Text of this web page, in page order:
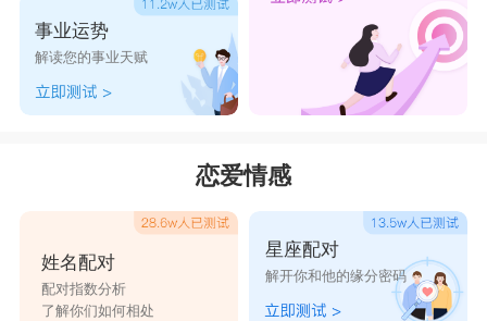
给射手自由。射手座爱你也爱自由，如果你懂得爱
一个人不是占有而是一起走，那么射手座才不会无
缘无故要分手呢。
摩羯座谈一场不分手的恋爱，你需要
支持摩羯的事业。摩羯座因为爱你，想和你更好的
生活所以很努力工作，如果你能支持他们一起努
力，相信一定能修成正果。
事业运势
解读您的事业天赋
恋爱情感
姓名配对
配对指数分析
了解你们如何相处
星座配对
解开你和他的缘分密码